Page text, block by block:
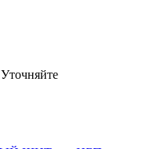
Уточняйте